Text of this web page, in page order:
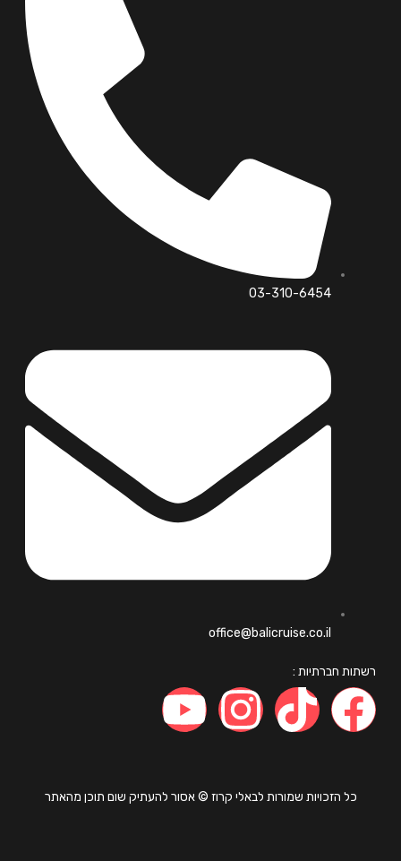
03-310-6454
office@balicruise.co.il
חברתיות :
כל הזכויות שמורות לבאלי קרוז © אסור להעתיק שום תוכן מהאתר